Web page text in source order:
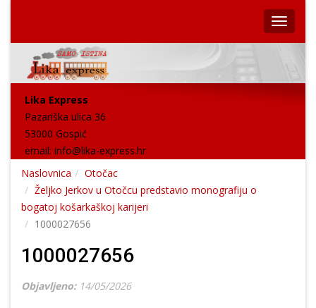
Lika Express
Pazariška ulica 36
53000 Gospić
email: info@lika-express.hr
Naslovnica
Otočac
Željko Jerkov u Otočcu predstavio monografiju o
bogatoj košarkaškoj karijeri
1000027656
1000027656
Objavljeno: 14/05/2026